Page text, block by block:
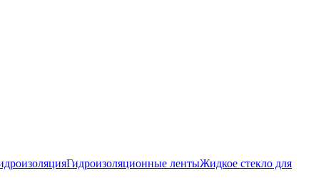
Гидроизоляционные лентыЖидкое стекло для